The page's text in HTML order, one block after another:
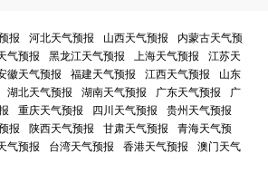
报 河北天气预报 山西天气预报
内蒙古天气预
气预报 黑龙江天气预报 上海天气预报
江苏天
徽天气预报 福建天气预报 江西天气预报
山东
湖北天气预报 湖南天气预报 广东天气预报
广
重庆天气预报 四川天气预报
贵州天气预报
报 陕西天气预报 甘肃天气预报
青海天气预
气预报 台湾天气预报 香港天气预报
澳门天气